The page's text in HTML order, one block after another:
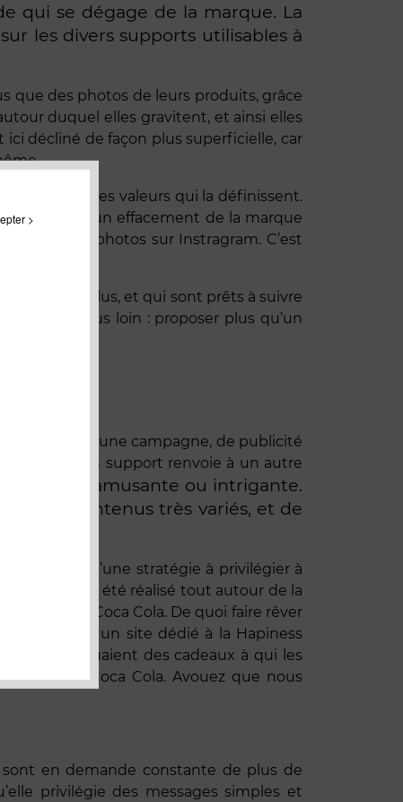
>
qui se dégage de la marque. La
les divers supports utilisables à
que des photos de leurs produits, grâce
duquel elles gravitent, et ainsi elles
décliné de façon plus superficielle, car
de prôner des valeurs qui la définissent.
assister à un effacement de la marque
avec des photos sur Instragram. C’est
plus, et qui sont prêts à suivre
aller plus loin : proposer plus qu’un
: décliner une campagne, de publicité
chose, et un support renvoie à un autre
action amusante ou intrigante.
des contenus très variés, et de
etc.
comme d’une stratégie à privilégier à
à été réalisé tout autour de la
canettes Coca Cola. De quoi faire rêver
dessinées, un site dédié à la Hapiness
qui distribuaient des cadeaux à qui les
marque Coca Cola. Avouez que nous
en demande constante de plus de
privilégie des messages simples et